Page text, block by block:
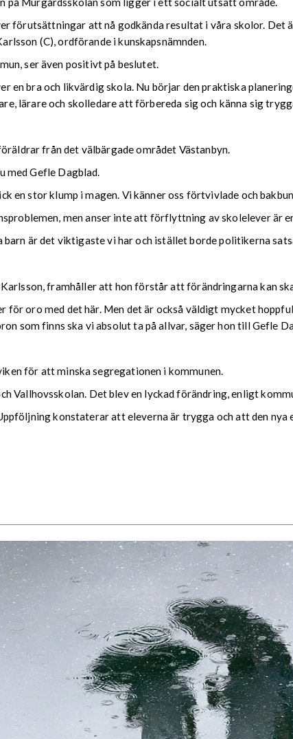
förutsättningar att nå godkända resultat i våra skolor.
(C), ordförande i kunskapsnämnden.
ser även positivt på beslutet.
en bra och likvärdig skola. Nu börjar den praktiska
lärare och skolledare att förbereda sig och känna sig
från det välbärgade området Västanbyn.
Gefle Dagblad.
en stor klump i magen. Vi känner oss förtvivlade och
men anser inte att förflyttning av skolelever är
är det viktigaste vi har och istället borde politikerna
framhåller att hon förstår att förändringarna kan
för oro med det här. Men det är också väldigt mycket
som finns ska vi absolut ta på allvar, säger hon till Gefle
för att minska segregationen i kommunen.
Vallhovsskolan. Det blev en lyckad förändring, enligt
konstaterar att eleverna är trygga och att den